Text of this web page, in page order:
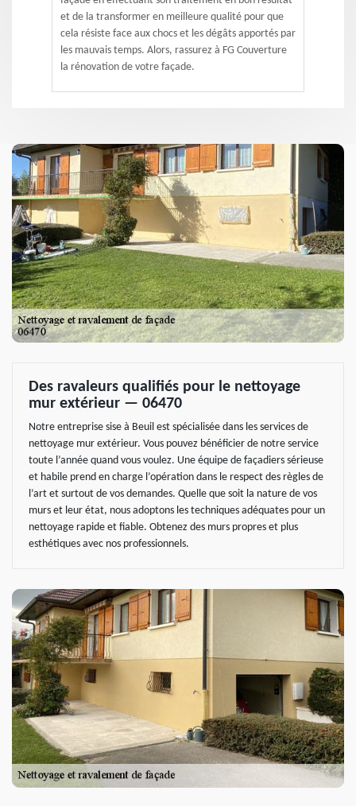
et de la transformer en meilleure qualité pour que
cela résiste face aux chocs et les dégâts apportés par
les mauvais temps. Alors, rassurez à FG Couverture
la rénovation de votre façade.
Des ravaleurs qualifiés pour le nettoyage
mur extérieur — 06470
Notre entreprise sise à Beuil est spécialisée dans les services de
nettoyage mur extérieur. Vous pouvez bénéficier de notre service
toute l’année quand vous voulez. Une équipe de façadiers sérieuse
et habile prend en charge l’opération dans le respect des règles de
l’art et surtout de vos demandes. Quelle que soit la nature de vos
murs et leur état, nous adoptons les techniques adéquates pour un
nettoyage rapide et fiable. Obtenez des murs propres et plus
esthétiques avec nos professionnels.